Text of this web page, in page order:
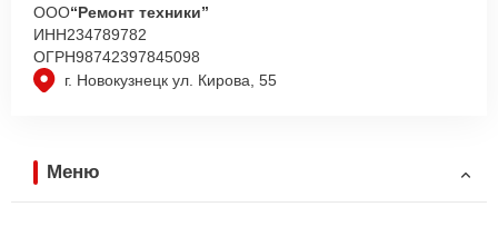
г. Новокузнецк ул. Кирова, 55
ООО“Ремонт техники”
ИНН234789782
ОГРН98742397845098
Меню